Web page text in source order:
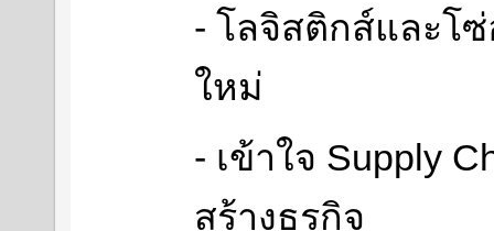
- โลจิสติกส์และโ
ใหม่
- เข้าใจ Supply
สร้างธุรกิจ